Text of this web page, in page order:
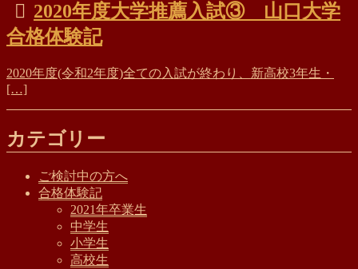
2020年度大学推薦入試③ 山口大学
合格体験記
2020年度(令和2年度)全ての入試が終わり、新高校3年生・
[…]
カテゴリー
ご検討中の方へ
合格体験記
2021年卒業生
中学生
小学生
高校生